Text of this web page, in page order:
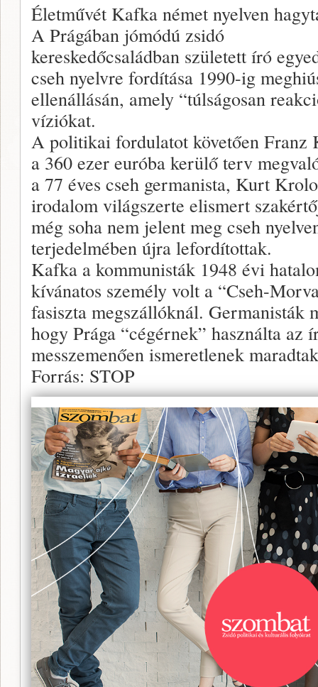
Életművét Kafka német nyelven
A Prágában jómódú zsidó
kereskedőcsaládban született író
cseh nyelvre fordítása 1990-ig
ellenállásán, amely “túlságosan
víziókat.
A politikai fordulatot követően Franz
a 360 ezer euróba kerülő terv
a 77 éves cseh germanista, Kurt
irodalom világszerte elismert
még soha nem jelent meg cseh
terjedelmében újra lefordítottak.
Kafka a kommunisták 1948 évi
kívánatos személy volt a “Cseh-
fasiszta megszállóknál. Germanisták
hogy Prága “cégérnek” használta az
messzemenően ismeretlenek
Forrás: STOP